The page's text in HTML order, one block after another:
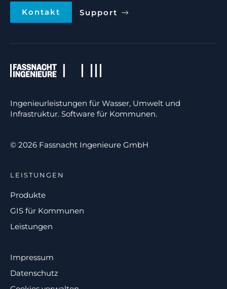
Kontakt Support
Ingenieurleistungen für Wasser, Umwelt und
Infrastruktur. Software für Kommunen.
© 2026 Fassnacht Ingenieure GmbH
LEISTUNGEN
Produkte
GIS für Kommunen
Leistungen
Impressum
Datenschutz